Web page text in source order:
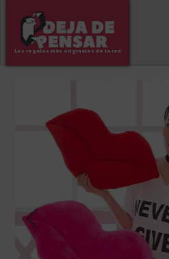
Los regalos más originales de la red